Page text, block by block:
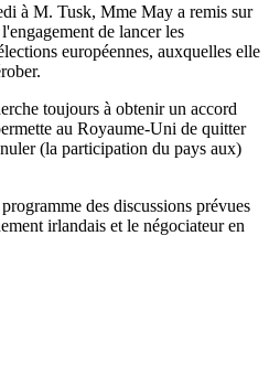
à M. Tusk, Mme May a remis sur
de lancer les
européennes, auxquelles elle
toujours à obtenir un accord
au Royaume-Uni de quitter
(la participation du pays aux)
des discussions prévues
irlandais et le négociateur en